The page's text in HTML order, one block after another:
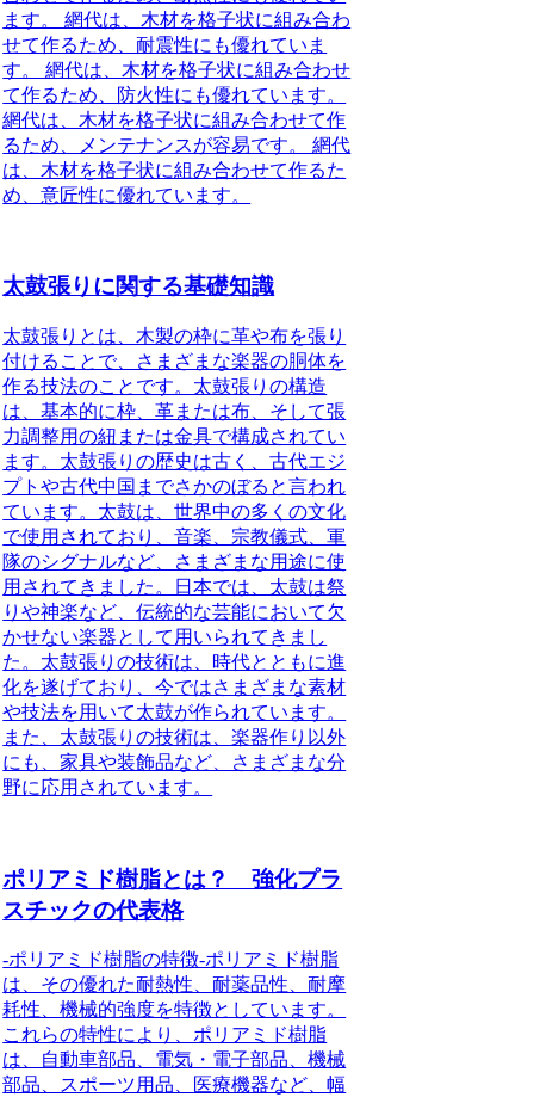
ます。 網代は、木材を格子状に組み合わ
せて作るため、耐震性にも優れていま
す。 網代は、木材を格子状に組み合わせ
て作るため、防火性にも優れています。
網代は、木材を格子状に組み合わせて作
るため、メンテナンスが容易です。 網代
は、木材を格子状に組み合わせて作るた
め、意匠性に優れています。
太鼓張りに関する基礎知識
太鼓張りとは、木製の枠に革や布を張り
付けることで、さまざまな楽器の胴体を
作る技法のことです。太鼓張りの構造
は、基本的に枠、革または布、そして張
力調整用の紐または金具で構成されてい
ます。太鼓張りの歴史は古く、古代エジ
プトや古代中国までさかのぼると言われ
ています。太鼓は、世界中の多くの文化
で使用されており、音楽、宗教儀式、軍
隊のシグナルなど、さまざまな用途に使
用されてきました。日本では、太鼓は祭
りや神楽など、伝統的な芸能において欠
かせない楽器として用いられてきまし
た。太鼓張りの技術は、時代とともに進
化を遂げており、今ではさまざまな素材
や技法を用いて太鼓が作られています。
また、太鼓張りの技術は、楽器作り以外
にも、家具や装飾品など、さまざまな分
野に応用されています。
ポリアミド樹脂とは？ 強化プラ
スチックの代表格
-ポリアミド樹脂の特徴-ポリアミド樹脂
は、その優れた耐熱性、耐薬品性、耐摩
耗性、機械的強度を特徴としています。
これらの特性により、ポリアミド樹脂
は、自動車部品、電気・電子部品、機械
部品、スポーツ用品、医療機器など、幅